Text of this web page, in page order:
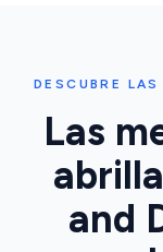
DESCUBRE
Las
and